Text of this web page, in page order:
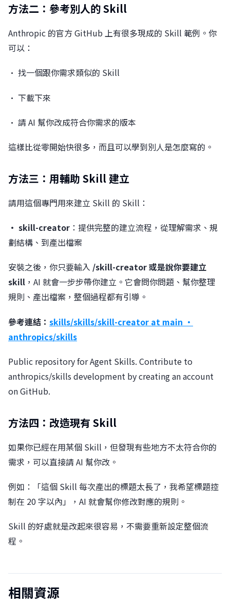
方法二：參考別人的 Skill
Anthropic 的官方 GitHub 上有很多現成的 Skill 範例。你
可以：
• 找一個跟你需求類似的 Skill
• 下載下來
• 請 AI 幫你改成符合你需求的版本
這樣比從零開始快很多，而且可以學到別人是怎麼寫的。
方法三：用輔助 Skill 建立
請用這個專門用來建立 Skill 的 Skill：
• skill-creator ：提供完整的建立流程，從理解需求、規
劃結構、到產出檔案
安裝之後，你只要輸入 /skill-creator 或是說你要建立
skill ，AI 就會一步步帶你建立。它會問你問題、幫你整理
規則、產出檔案，整個過程都有引導。
參考連結： skills/skills/skill-creator at main ·
anthropics/skills
Public repository for Agent Skills. Contribute to
anthropics/skills development by creating an account
on GitHub.
方法四：改造現有 Skill
如果你已經在用某個 Skill，但發現有些地方不太符合你的
需求，可以直接請 AI 幫你改。
例如：「這個 Skill 每次產出的標題太長了，我希望標題控
制在 20 字以內」，AI 就會幫你修改對應的規則。
Skill 的好處就是改起來很容易，不需要重新設定整個流
程。
相關資源